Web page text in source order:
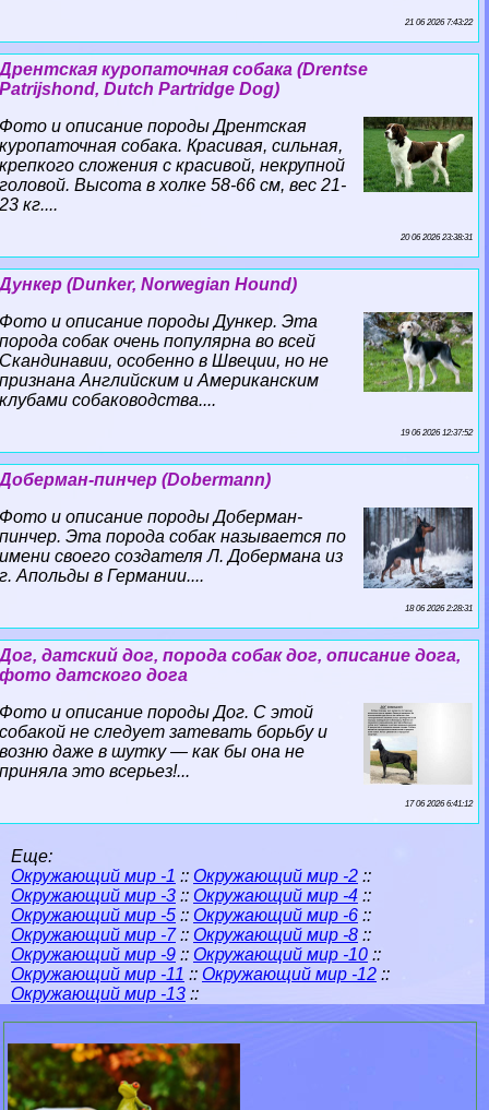
21 06 2026 7:43:22
Дрентская куропаточная собака (Drentse
Patrijshond, Dutch Partridge Dog)
Фото и описание породы Дрентская
куропаточная собака. Красивая, сильная,
крепкого сложения с красивой, некрупной
головой. Высота в холке 58-66 см, вес 21-
23 кг....
20 06 2026 23:38:31
Дункер (Dunker, Norwegian Hound)
Фото и описание породы Дункер. Эта
порода собак очень популярна во всей
Скандинавии, особенно в Швеции, но не
признана Английским и Американским
клубами собаководства....
19 06 2026 12:37:52
Доберман-пинчер (Dobermann)
Фото и описание породы Доберман-
пинчер. Эта порода собак называется по
имени своего создателя Л. Добермана из
г. Апольды в Германии....
18 06 2026 2:28:31
Дог, датский дог, порода собак дог, описание дога,
фото датского дога
Фото и описание породы Дог. С этой
собакой не следует затевать борьбу и
возню даже в шутку — как бы она не
приняла это всерьез!...
17 06 2026 6:41:12
Еще:
Окружающий мир -1 :: Окружающий мир -2 ::
Окружающий мир -3 :: Окружающий мир -4 ::
Окружающий мир -5 :: Окружающий мир -6 ::
Окружающий мир -7:: Окружающий мир -8 ::
Окружающий мир -9 :: Окружающий мир -10 ::
Окружающий мир -11 :: Окружающий мир -12 ::
Окружающий мир -13 ::